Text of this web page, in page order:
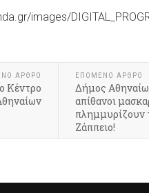
images/
ΆΡΘΡΟ
Κέντρο
ΕΠΌΜΕΝΟ ΆΡΘΡΟ
Δήμος
απίθανοι
πλημμυρίζουν
Ζάππειο!